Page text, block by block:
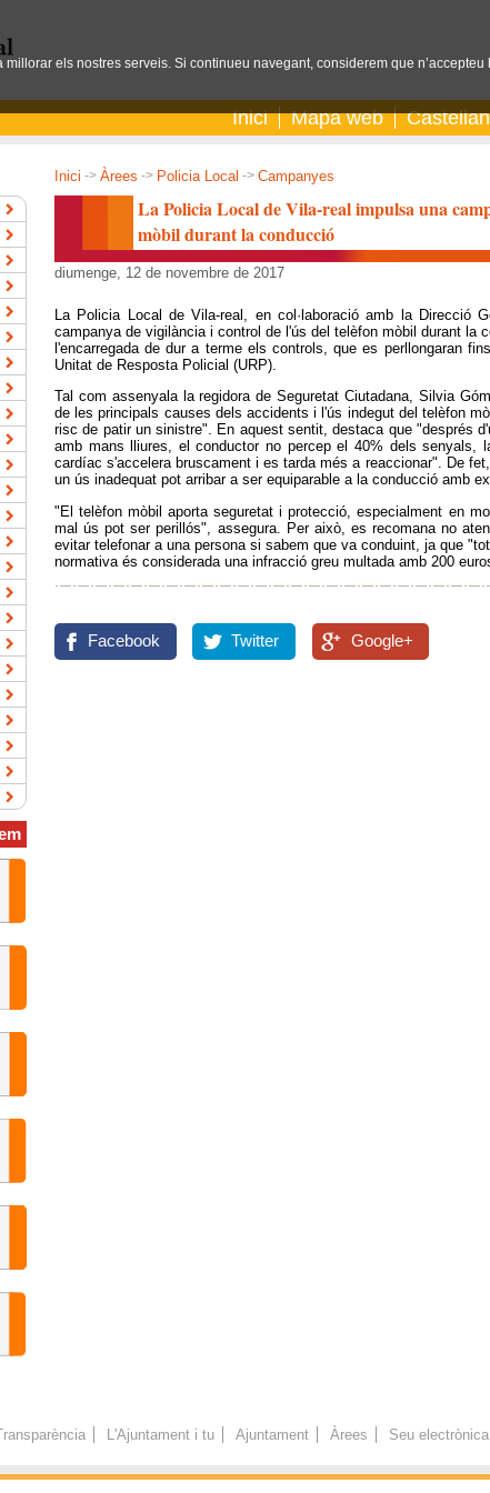
Inici Mapa web
Inici -> Àrees -> Policia Local -> Campanyes
La Policia Local de Vila-real impulsa una
mòbil durant la conducció
diumenge, 12 de novembre de 2017
La Policia Local de Vila-real, en col·laboració amb la Direcció
campanya de vigilància i control de l'ús del telèfon mòbil durant la
l'encarregada de dur a terme els controls, que es perllongaran
Unitat de Resposta Policial (URP).
Tal com assenyala la regidora de Seguretat Ciutadana, Silvia
de les principals causes dels accidents i l'ús indegut del telèfon
risc de patir un sinistre". En aquest sentit, destaca que "després
amb mans lliures, el conductor no percep el 40% dels senyals,
cardíac s'accelera bruscament i es tarda més a reaccionar". De
un ús inadequat pot arribar a ser equiparable a la conducció amb
"El telèfon mòbil aporta seguretat i protecció, especialment en
mal ús pot ser perillós", assegura. Per això, es recomana no
evitar telefonar a una persona si sabem que va conduint, ja que
normativa és considerada una infracció greu multada amb 200
Facebook Twitter Google+
L'Ajuntament i tu Ajuntament Àrees Seu electrònica
els nostres serveis. Si continueu navegant, considerem que n’accepteu